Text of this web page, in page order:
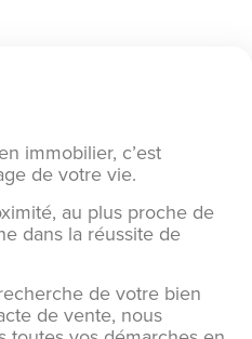
immobilier, c’est
de votre vie.
au plus proche de
dans la réussite de
de votre bien
de vente, nous